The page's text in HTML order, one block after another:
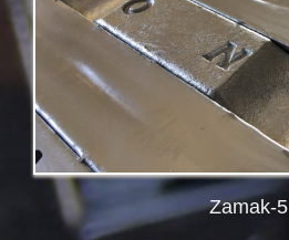
Zamak-5